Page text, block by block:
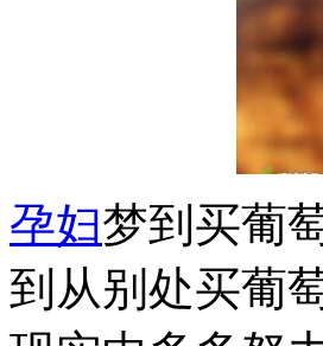
孕妇梦到买葡
到从别处买葡